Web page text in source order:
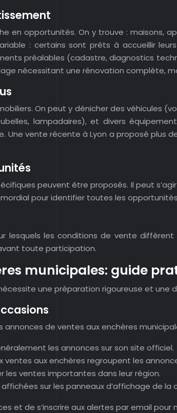
en opportunités. On y trouve : maisons,
: certains sont prêts à accueillir
préalables (cadastre, diagnostics
nécessitant une rénovation complète,
On peut y dénicher des véhicules
lampadaires), et divers
vente récente à Lyon a proposé plus
peuvent être proposés. Il peut
pour identifier toutes les
lesquels les conditions de vente
toute participation.
municipales: guide
une préparation rigoureuse et une
de ventes aux enchères
les annonces sur son site officiel.
aux enchères regroupent les
les ventes importantes dans leur région.
sur les panneaux d’affichage de la
et de s’inscrire aux alertes par email